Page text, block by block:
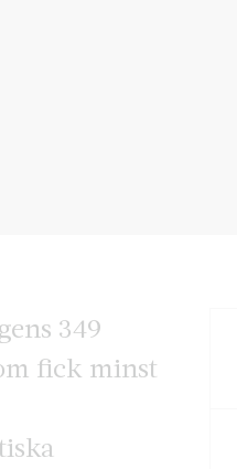
349
fick minst